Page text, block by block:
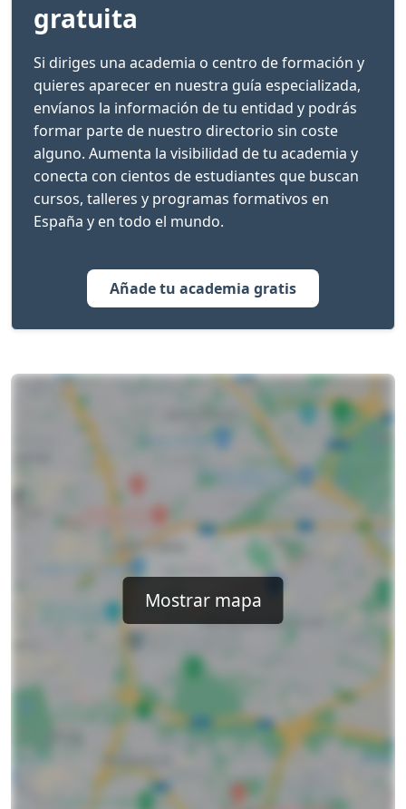
gratuita
Si diriges una academia o centro de formación y
quieres aparecer en nuestra guía especializada,
envíanos la información de tu entidad y podrás
formar parte de nuestro directorio sin coste
alguno. Aumenta la visibilidad de tu academia y
conecta con cientos de estudiantes que buscan
cursos, talleres y programas formativos en
España y en todo el mundo.
Añade tu academia gratis
Mostrar mapa